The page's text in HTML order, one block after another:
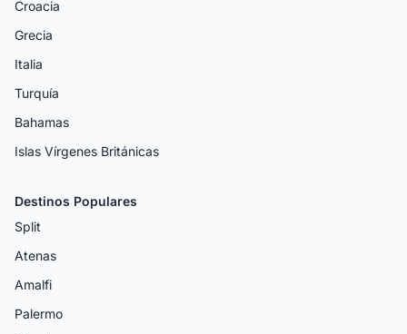
Croacia
Grecia
Italia
Turquía
Bahamas
Islas Vírgenes Británicas
Destinos Populares
Split
Atenas
Amalfi
Palermo